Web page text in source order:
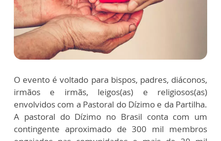
O evento é voltado para bispos, padres, diáconos,
irmãos e irmãs, leigos(as) e religiosos(as)
envolvidos com a Pastoral do Dízimo e da Partilha.
A pastoral do Dízimo no Brasil conta com um
contingente aproximado de 300 mil membros